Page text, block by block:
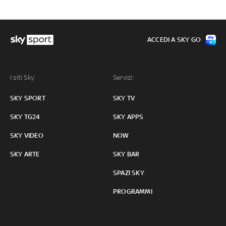
I siti Sky:
SKY SPORT
SKY TG24
SKY VIDEO
SKY ARTE
Servizi:
SKY TV
SKY APPS
NOW
SKY BAR
SPAZI SKY
PROGRAMMI
ACCEDI A SKY GO